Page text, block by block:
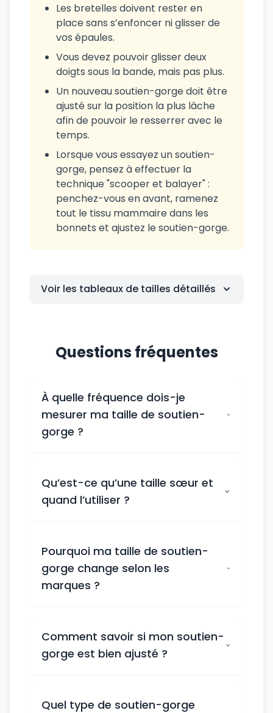
Les bretelles doivent rester en
place sans s’enfoncer ni glisser de
vos épaules.
Vous devez pouvoir glisser deux
doigts sous la bande, mais pas plus.
Un nouveau soutien-gorge doit être
ajusté sur la position la plus lâche
afin de pouvoir le resserrer avec le
temps.
Lorsque vous essayez un soutien-
gorge, pensez à effectuer la
technique "scooper et balayer" :
penchez-vous en avant, ramenez
tout le tissu mammaire dans les
bonnets et ajustez le soutien-gorge.
Voir les tableaux de tailles détaillés
Questions fréquentes
À quelle fréquence dois-je
mesurer ma taille de soutien-
gorge ?
Qu’est-ce qu’une taille sœur et
quand l’utiliser ?
Pourquoi ma taille de soutien-
gorge change selon les
marques ?
Comment savoir si mon soutien-
gorge est bien ajusté ?
Quel type de soutien-gorge